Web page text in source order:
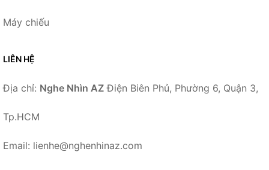
Máy chiếu
LIÊN HỆ
Địa chỉ: Nghe Nhìn AZ Điện Biên Phủ, Phường 6, Quận 3,
Tp.HCM
Email: lienhe@nghenhinaz.com